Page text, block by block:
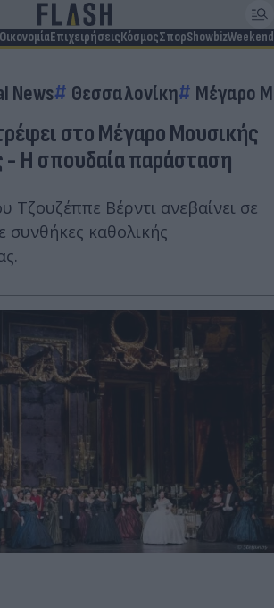
ΟικονομίαΕπιχειρήσειςΚόσμοςΣπορShowbizWeekend
News Θεσσαλονίκη Μέγαρο
στο Μέγαρο Μουσικής
- Η σπουδαία παράσταση
Τζουζέππε Βέρντι ανεβαίνει σε
συνθήκες καθολικής